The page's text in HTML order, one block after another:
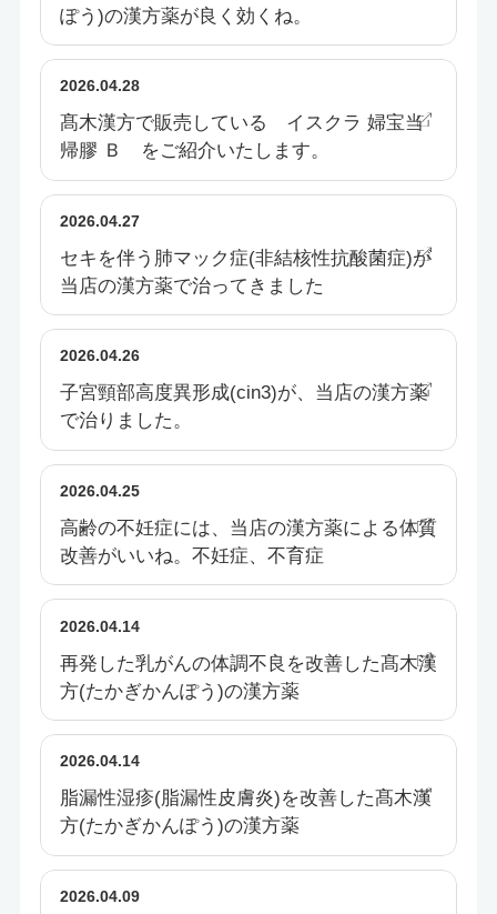
ぽう)の漢方薬が良く効くね。
2026.04.28
髙木漢方で販売している イスクラ 婦宝当
帰膠 Ｂ をご紹介いたします。
2026.04.27
セキを伴う肺マック症(非結核性抗酸菌症)が
当店の漢方薬で治ってきました
2026.04.26
子宮頸部高度異形成(cin3)が、当店の漢方薬
で治りました。
2026.04.25
高齢の不妊症には、当店の漢方薬による体質
改善がいいね。不妊症、不育症
2026.04.14
再発した乳がんの体調不良を改善した髙木漢
方(たかぎかんぽう)の漢方薬
2026.04.14
脂漏性湿疹(脂漏性皮膚炎)を改善した髙木漢
方(たかぎかんぽう)の漢方薬
2026.04.09